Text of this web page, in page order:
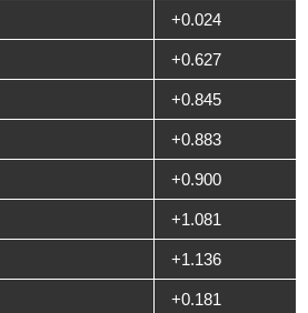
+0.024
+0.627
+0.845
+0.883
+0.900
+1.081
+1.136
+0.181